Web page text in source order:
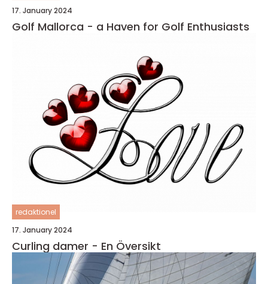
17. January 2024
Golf Mallorca - a Haven for Golf Enthusiasts
redaktionel
17. January 2024
Curling damer - En Översikt